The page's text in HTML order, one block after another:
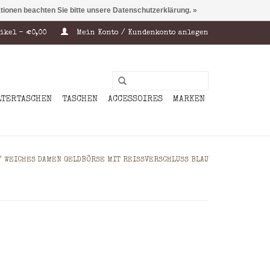
- €0,00 Mein Konto / Kundenkonto anlegen
TASCHEN ACCESSOIRES MARKEN
WEICHES DAMEN GELDBÖRSE MIT REISSVERSCHLUSS BLAU
beachten Sie bitte unsere Datenschutzerklärung. »